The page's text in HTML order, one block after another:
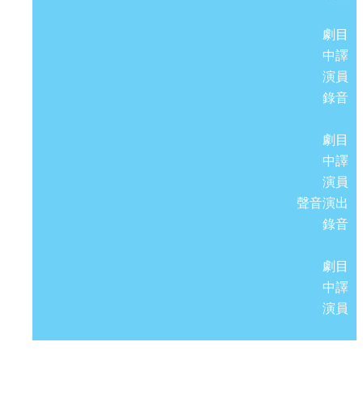
劇目
中譯
演員
錄音
劇目
中譯
演員
聲音演出
錄音
劇目
中譯
演員